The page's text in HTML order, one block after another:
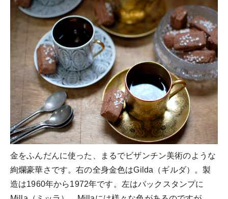
金をふんだんに使った、まるでビザンチン美術のような
絢爛豪華さです。右の全身金色はGilda（ギルダ）。製
造は1960年から1972年です。左はバックスタンプに